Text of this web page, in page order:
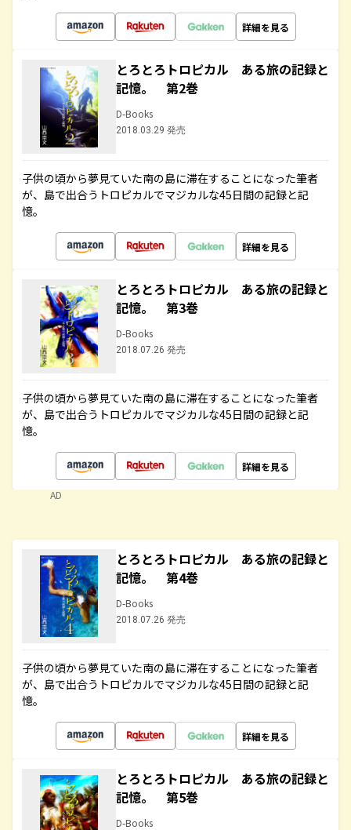
詳細を見る
とろとろトロピカル ある旅の記録と
記憶。 第2巻
D-Books
2018.03.29 発売
子供の頃から夢見ていた南の島に滞在することになった筆者
が、島で出合うトロピカルでマジカルな45日間の記録と記
憶。
詳細を見る
とろとろトロピカル ある旅の記録と
記憶。 第3巻
D-Books
2018.07.26 発売
子供の頃から夢見ていた南の島に滞在することになった筆者
が、島で出合うトロピカルでマジカルな45日間の記録と記
憶。
詳細を見る
AD
とろとろトロピカル ある旅の記録と
記憶。 第4巻
D-Books
2018.07.26 発売
子供の頃から夢見ていた南の島に滞在することになった筆者
が、島で出合うトロピカルでマジカルな45日間の記録と記
憶。
詳細を見る
とろとろトロピカル ある旅の記録と
記憶。 第5巻
D-Books